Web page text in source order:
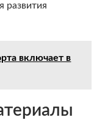
развития
включает в